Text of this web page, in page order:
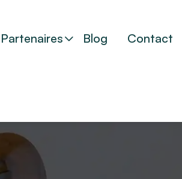
Partenaires Blog Contact